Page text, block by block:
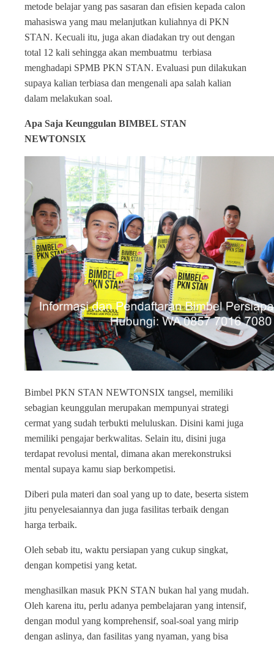
metode belajar yang pas sasaran dan efisien kepada calon
mahasiswa yang mau melanjutkan kuliahnya di PKN
STAN. Kecuali itu, juga akan diadakan try out dengan
total 12 kali sehingga akan membuatmu terbiasa
menghadapi SPMB PKN STAN. Evaluasi pun dilakukan
supaya kalian terbiasa dan mengenali apa salah kalian
dalam melakukan soal.
Apa Saja Keunggulan BIMBEL STAN
NEWTONSIX
Bimbel PKN STAN NEWTONSIX tangsel, memiliki
sebagian keunggulan merupakan mempunyai strategi
cermat yang sudah terbukti meluluskan. Disini kami juga
memiliki pengajar berkwalitas. Selain itu, disini juga
terdapat revolusi mental, dimana akan merekonstruksi
mental supaya kamu siap berkompetisi.
Diberi pula materi dan soal yang up to date, beserta sistem
jitu penyelesaiannya dan juga fasilitas terbaik dengan
harga terbaik.
Oleh sebab itu, waktu persiapan yang cukup singkat,
dengan kompetisi yang ketat.
menghasilkan masuk PKN STAN bukan hal yang mudah.
Oleh karena itu, perlu adanya pembelajaran yang intensif,
dengan modul yang komprehensif, soal-soal yang mirip
dengan aslinya, dan fasilitas yang nyaman, yang bisa